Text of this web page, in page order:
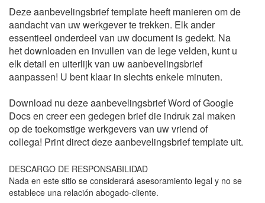
Deze aanbevelingsbrief template heeft manieren om de
aandacht van uw werkgever te trekken. Elk ander
essentieel onderdeel van uw document is gedekt. Na
het downloaden en invullen van de lege velden, kunt u
elk detail en uiterlijk van uw aanbevelingsbrief
aanpassen! U bent klaar in slechts enkele minuten.
Download nu deze aanbevelingsbrief Word of Google
Docs en creer een gedegen brief die indruk zal maken
op de toekomstige werkgevers van uw vriend of
collega! Print direct deze aanbevelingsbrief template uit.
DESCARGO DE RESPONSABILIDAD
Nada en este sitio se considerará asesoramiento legal y no se
establece una relación abogado-cliente.